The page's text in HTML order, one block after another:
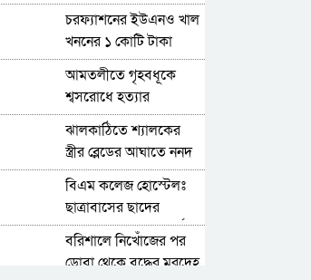
গড়ার অঙ্গীকার
চরফ্যাশনের ইউএনও খাল
খননের ১ কোটি টাকা
ফিরত দিলেন রাষ্ট্রীয়
কোষাগারে
আমতলীতে গৃহবধূকে
শ্বসরোধে হত্যার
অভিযোগ
ঝালকাঠিতে শ্যালকের
স্ত্রীর ব্লেডের আঘাতে ননদ
জামাইয়ের গোপাঙ্গ কর্তন
বিএম কলে‌জ হো‌স্টেলঃ
ছাত্রাবা‌সের ছাদের
পলেস্তারা খসে শিক্ষার্থী
আহত
বরিশালে নিখোঁজের পর
ডোবা থেকে বৃদ্ধের মরদেহ